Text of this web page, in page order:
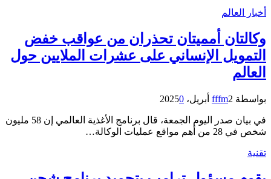
أخبار العالم
وكالتان أمميتان تحذران من عواقب خفض
التمويل الإنساني على عشرات الملايين حول
العالم
بواسطة fffm 2 أبريل، 2025 0
في بيان صدر اليوم الجمعة، قال برنامج الأغذية العالمي إن 58 مليون
شخص في 28 من أهم مواقع عمليات الوكالة…
تقنية